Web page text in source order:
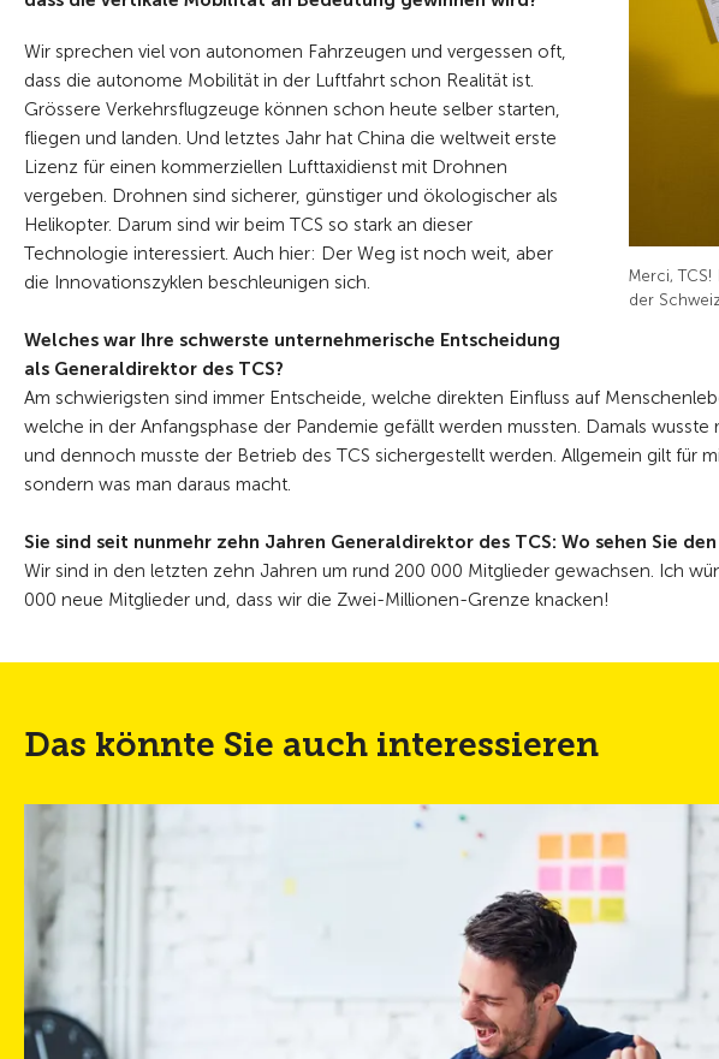
Merci,
der
Wir sprechen viel von autonomen Fahrzeugen und vergessen oft,
dass die autonome Mobilität in der Luftfahrt schon Realität ist.
Grössere Verkehrsflugzeuge können schon heute selber starten,
fliegen und landen. Und letztes Jahr hat China die weltweit erste
Lizenz für einen kommerziellen Lufttaxidienst mit Drohnen
vergeben. Drohnen sind sicherer, günstiger und ökologischer als
Helikopter. Darum sind wir beim TCS so stark an dieser
Technologie interessiert. Auch hier: Der Weg ist noch weit, aber
die Innovationszyklen beschleunigen sich.
Welches war Ihre schwerste unternehmerische Entscheidung
als Generaldirektor des TCS?
Am schwierigsten sind immer Entscheide, welche direkten Einfluss auf
welche in der Anfangsphase der Pandemie gefällt werden mussten. Damals
und dennoch musste der Betrieb des TCS sichergestellt werden. Allgemein gilt für
sondern was man daraus macht.
Sie sind seit nunmehr zehn Jahren Generaldirektor des TCS: Wo sehen Sie
Wir sind in den letzten zehn Jahren um rund 200 000 Mitglieder gewachsen. Ich
000 neue Mitglieder und, dass wir die Zwei-Millionen-Grenze knacken!
Das könnte Sie auch interessieren